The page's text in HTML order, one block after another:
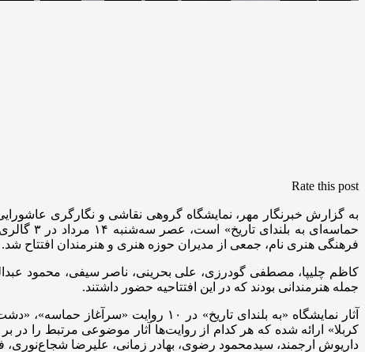
Rate this post
فرهنگی هنری نام، جمعی از مدیران حوزه هنری و هنرمندان افتتاح شد.
کاظم چلیپا، مصطفی گودرزی، علی بحرینی، ناصر سیفی، محمود
جمله هنرمندانی بودند که در این افتتاحیه حضور داشتند.
آثار نمایشگاه «به بلندای تاریخ»
کربلا» ارائه شده که هر کدام از روایت‌ها آثار موضوعی مرتبط را در
داریوش ارجمند، سیدمحمود رضوی، بهادر زمانی، علیرضا شجاع‌نوری،